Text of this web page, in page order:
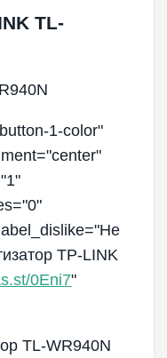
TL-
1-color"
TP-LINK
0Eni7"
TL-WR940N